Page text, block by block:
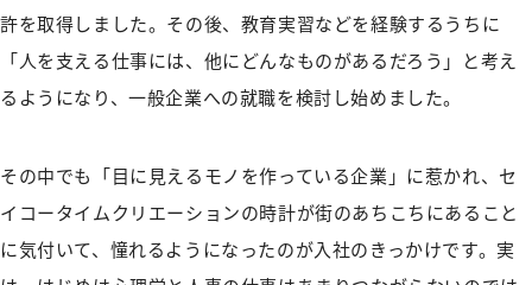
許を取得しました。その後、教育実習などを経験するうちに
「人を支える仕事には、他にどんなものがあるだろう」と考え
るようになり、一般企業への就職を検討し始めました。
その中でも「目に見えるモノを作っている企業」に惹かれ、セ
イコータイムクリエーションの時計が街のあちこちにあること
に気付いて、憧れるようになったのが入社のきっかけです。実